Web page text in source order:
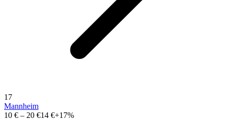
17
Mannheim
10 € – 20 €14 €+17%